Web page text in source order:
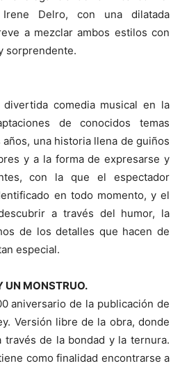
Delro, con una dilatada
a mezclar ambos estilos con
sorprendente.
comedia musical en la
de conocidos temas
una historia llena de guiños
y a la forma de expresarse y
con la que el espectador
en todo momento, y el
a través del humor, la
de los detalles que hacen de
especial.
UN MONSTRUO.
aniversario de la publicación de
Versión libre de la obra, donde
de la bondad y la ternura.
como finalidad encontrarse a